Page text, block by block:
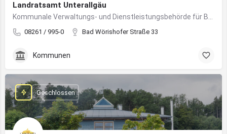
Landratsamt Unterallgäu
08261 / 995-0 Bad Wörishofer Straße 33
Kommunen
Geschlossen